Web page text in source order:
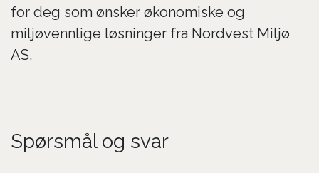
for deg som ønsker økonomiske og
miljøvennlige løsninger fra Nordvest Miljø
AS.
Spørsmål og svar